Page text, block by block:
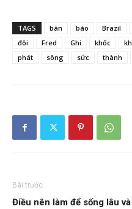
TAGS bàn báo Brazil
đôi
Fred Ghi khốc
phát
sông sức thành
Bài trước
Điều nên làm để sống lâu và